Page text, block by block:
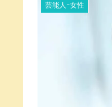
芸能人ｰ女性